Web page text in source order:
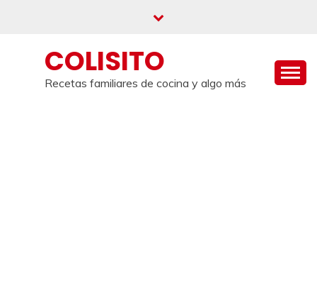
COLISITO
Recetas familiares de cocina y algo más